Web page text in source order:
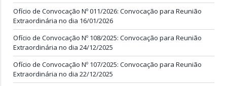
Ofício de Convocação Nº 011/2026: Convocação para Reunião
Extraordinária no dia 16/01/2026
Ofício de Convocação Nº 108/2025: Convocação para Reunião
Extraordinária no dia 24/12/2025
Ofício de Convocação Nº 107/2025: Convocação para Reunião
Extraordinária no dia 22/12/2025